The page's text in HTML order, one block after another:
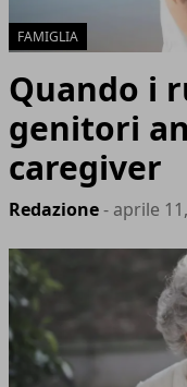
FAMIGLIA
Quando i
genitori
caregiver
Redazione- aprile